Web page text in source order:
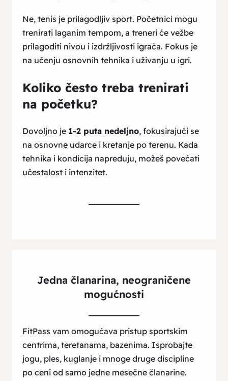
Ne, tenis je prilagodljiv sport. Početnici mogu
trenirati laganim tempom, a treneri će vežbe
prilagoditi nivou i izdržljivosti igrača. Fokus je
na učenju osnovnih tehnika i uživanju u igri.
Koliko često treba trenirati
na početku?
Dovoljno je 1-2 puta nedeljno, fokusirajući se
na osnovne udarce i kretanje po terenu. Kada
tehnika i kondicija napreduju, možeš povećati
učestalost i intenzitet.
Jedna članarina, neograničene
mogućnosti
FitPass vam omogućava pristup sportskim
centrima, teretanama, bazenima. Isprobajte
jogu, ples, kuglanje i mnoge druge discipline
po ceni od samo jedne mesečne članarine.